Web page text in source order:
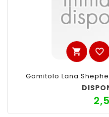
shopping_cart favorite_border
Gomitolo Lana